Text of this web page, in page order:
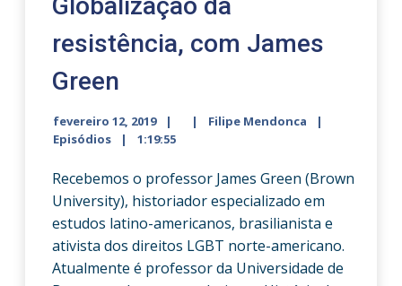
resistência, com James
Green
fevereiro 12, 2019
Filipe Mendonca
Episódios
1:19:55
Recebemos o professor James Green (Brown
University), historiador especializado em
estudos latino-americanos, brasilianista e
ativista dos direitos LGBT norte-americano.
Atualmente é professor da Universidade de